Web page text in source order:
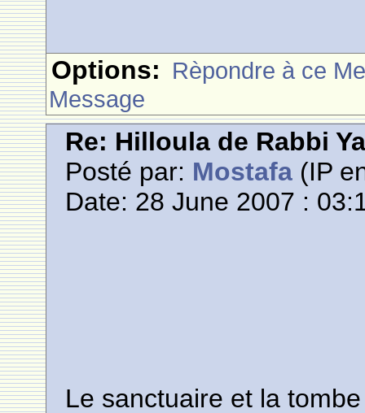
Options: Rèpondre à ce
Message
Re: Hilloula de Rabbi
Posté par: Mostafa (IP
Date: 28 June 2007 :
Le sanctuaire et la